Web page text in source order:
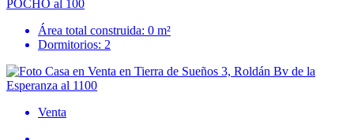
POCHO al 100
Área total construida: 0 m²
Dormitorios: 2
Venta